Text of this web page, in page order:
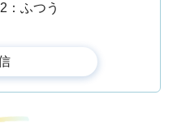
2：ふつう